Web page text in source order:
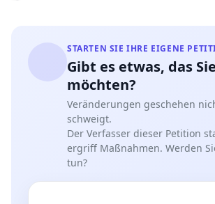
zumindest bedingter Vorsatz bei der
Tatbestandsverwirklichung des § 17 Nr.
anzunehmen ist. Unvereinbar ist das
Jungtiere auch mit Art. 20 a GG.
b) Fang von verwilderten Haustauben
Seit Aufnahme des Tierschutzes als
die Verfassung der Bundesrepublik
STARTEN SIE IHRE EIGENE
Gibt es etwas, das
möchten?
Veränderungen geschehen
schweigt.
Der Verfasser dieser Petition
ergriff Maßnahmen. Werden
tun?